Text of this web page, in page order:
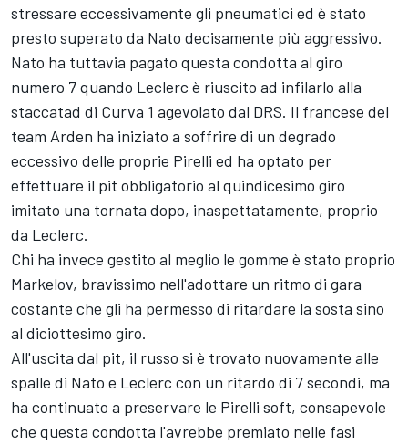
stressare eccessivamente gli pneumatici ed è stato
presto superato da Nato decisamente più aggressivo.
Nato ha tuttavia pagato questa condotta al giro
numero 7 quando Leclerc è riuscito ad infilarlo alla
staccatad di Curva 1 agevolato dal DRS. Il francese del
team Arden ha iniziato a soffrire di un degrado
eccessivo delle proprie Pirelli ed ha optato per
effettuare il pit obbligatorio al quindicesimo giro
imitato una tornata dopo, inaspettatamente, proprio
da Leclerc.
Chi ha invece gestito al meglio le gomme è stato proprio
Markelov, bravissimo nell'adottare un ritmo di gara
costante che gli ha permesso di ritardare la sosta sino
al diciottesimo giro.
All'uscita dal pit, il russo si è trovato nuovamente alle
spalle di Nato e Leclerc con un ritardo di 7 secondi, ma
ha continuato a preservare le Pirelli soft, consapevole
che questa condotta l'avrebbe premiato nelle fasi